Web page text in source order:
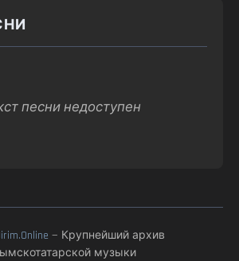
песни недоступен
— Крупнейший архив
музыки